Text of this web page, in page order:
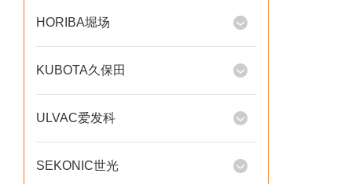
HORIBA堀场
KUBOTA久保田
ULVAC爱发科
SEKONIC世光